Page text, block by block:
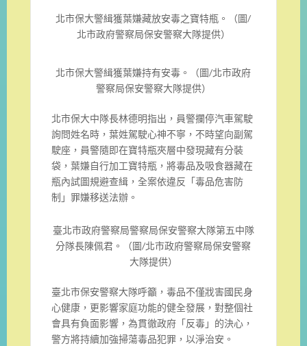
北市保大警緝獲葉嫌藏放安毒之寶特瓶。（圖/
北市政府警察局保安警察大隊提供）
北市保大警緝獲葉嫌持有安毒。（圖/北市政府
警察局保安警察大隊提供）
北市保大中隊長林德明指出，員警攔停汽車駕駛
詢問姓名時，葉姓駕駛心神不寧，不時望向副駕
駛座，員警隨即在寶特瓶夾層中發現藏有分裝
袋，葉嫌自行加工寶特瓶，將毒品及吸食器藏在
瓶內試圖規避查緝，全案依違反「毒品危害防
制」罪嫌移送法辦。
臺北市政府警察局警察局保安警察大隊第五中隊
分隊長陳佩君。（圖/北市政府警察局保安警察
大隊提供）
臺北市保安警察大隊呼籲，毒品不僅戕害國民身
心健康，更影響家庭功能的健全發展，對整個社
會具有負面影響，為貫徹政府「反毒」的決心，
警方將持續加強掃蕩毒品犯罪，以淨治安。